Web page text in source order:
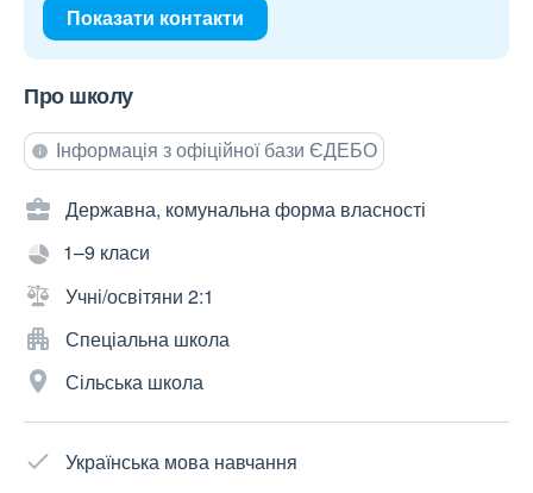
Показати контакти
Про школу
Інформація з офіційної бази ЄДЕБО
Державна, комунальна форма власності
1–9 класи
Учні/освітяни 2:1
Спеціальна школа
Сільська школа
Українська мова навчання